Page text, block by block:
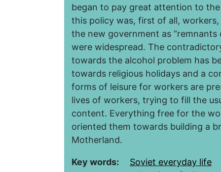
began to pay great attention to
this policy was, first of all,
the new government as
were widespread. The
towards the alcohol problem has
towards religious holidays and a
forms of leisure for workers are
lives of workers, trying to fill the
content. Everything free for the
oriented them towards building a
Motherland.
Key words:
Soviet everyday life